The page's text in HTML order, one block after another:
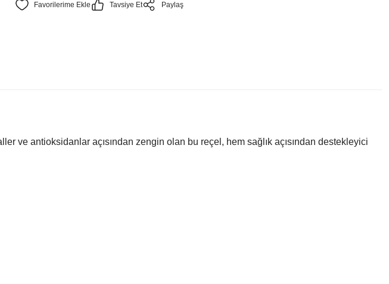
Tavsiye Et Paylaş
ve antioksidanlar açısından zengin olan bu reçel, hem sağlık açısından destekleyici